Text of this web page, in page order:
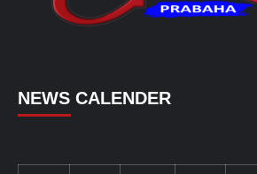
NEWS CALENDER